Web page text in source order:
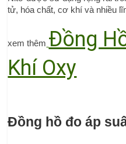
tử, hóa chất, cơ khí và nhiều
xem thêm Đồng
Khí Oxy
Đồng hồ đo áp